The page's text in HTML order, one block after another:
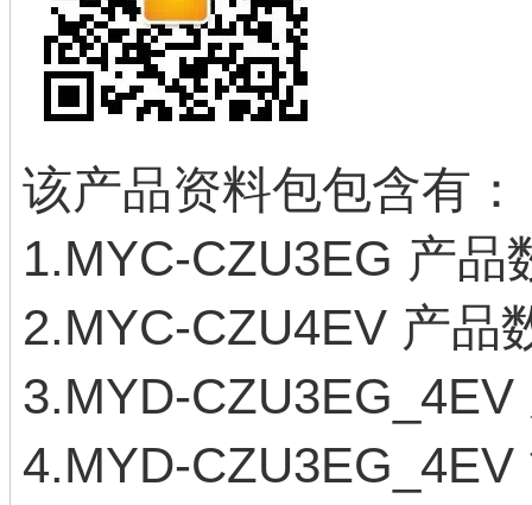
该产品资料包包含有：
1.MYC-CZU3EG 产品
2.MYC-CZU4EV 产品
3.MYD-
4.MYD-CZU3EG_4EV